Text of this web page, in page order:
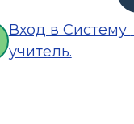
Вход в Систему
учитель.